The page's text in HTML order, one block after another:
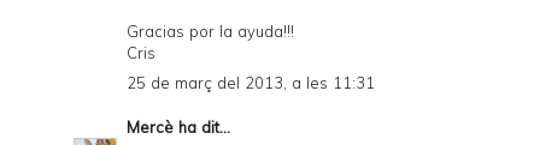
Gracias por la ayuda!!!
Cris
25 de març del 2013, a les 11:31
Mercè ha dit...